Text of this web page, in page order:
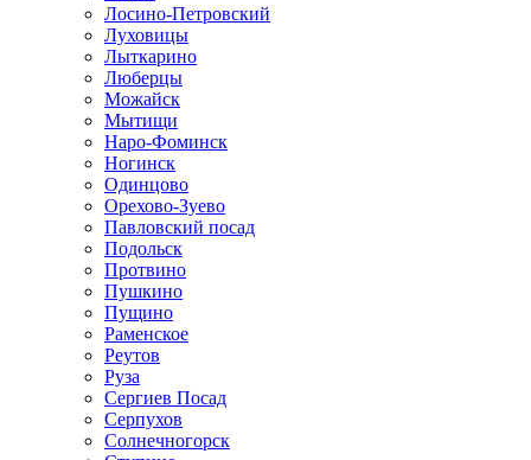
Лосино-Петровский
Луховицы
Лыткарино
Люберцы
Можайск
Мытищи
Наро-Фоминск
Ногинск
Одинцово
Орехово-Зуево
Павловский посад
Подольск
Протвино
Пушкино
Пущино
Раменское
Реутов
Руза
Сергиев Посад
Серпухов
Солнечногорск